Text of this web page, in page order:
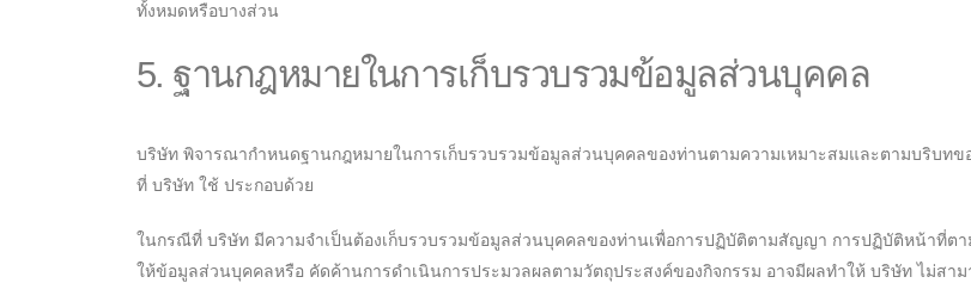
ทั้งหมดหรือบางส่วน
5. ฐานกฎหมายในการเก็บรวบรวมข้อมูลส่วนบุคคล
บริษัท พิจารณากำหนดฐานกฎหมายในการเก็บรวบรวมข้อมูลส่วนบุคคลของท่านตามความเหมาะสมและตามบริบท
ที่ บริษัท ใช้ ประกอบด้วย
ในกรณีที่ บริษัท มีความจำเป็นต้องเก็บรวบรวมข้อมูลส่วนบุคคลของท่านเพื่อการปฏิบัติตามสัญญา การปฏิบัติหน้าที่ต
ให้ข้อมูลส่วนบุคคลหรือ คัดค้านการดำเนินการประมวลผลตามวัตถุประสงค์ของกิจกรรม อาจมีผลทำให้ บริษัท ไม่สา